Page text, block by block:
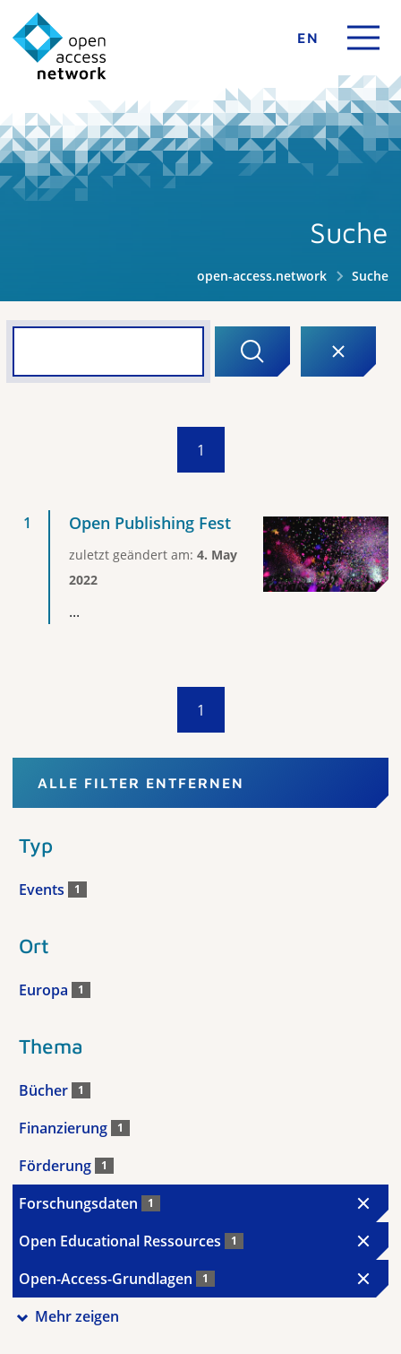
EN
Suche
open-access.network Suche
1
Open Publishing Fest
zuletzt geändert am: 4. May
2022
...
1
ALLE FILTER ENTFERNEN
Typ
Events 1
Ort
Europa 1
Thema
Bücher 1
Finanzierung 1
Förderung 1
Forschungsdaten 1
Open Educational Ressources 1
Open-Access-Grundlagen 1
Mehr zeigen